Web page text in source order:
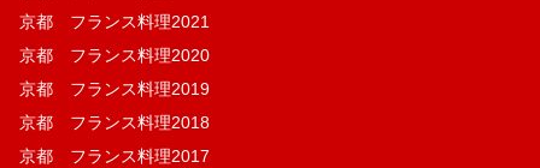
京都 フランス料理2021
京都 フランス料理2020
京都 フランス料理2019
京都 フランス料理2018
京都 フランス料理2017